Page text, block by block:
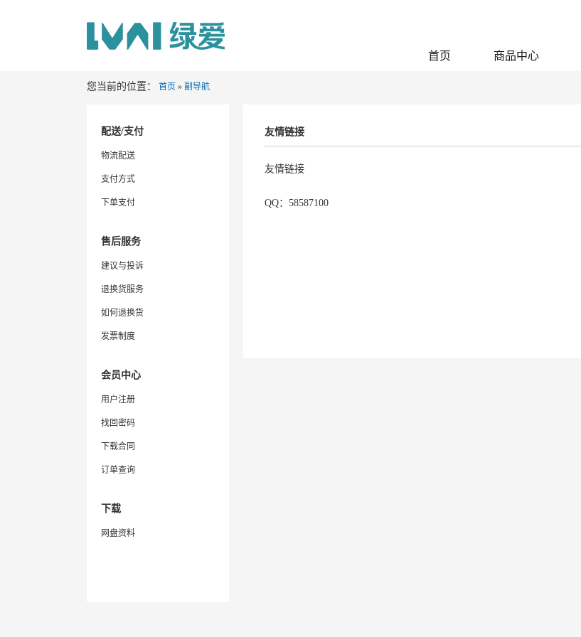
首页 商品中心
您当前的位置： 首页 » 副导航
配送/支付
物流配送
支付方式
下单支付
售后服务
建议与投诉
退换货服务
如何退换货
发票制度
会员中心
用户注册
找回密码
下载合同
订单查询
下载
网盘资料
友情链接
友情链接
QQ：58587100